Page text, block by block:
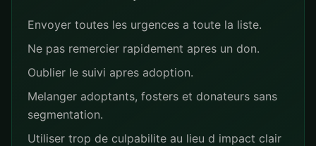
Envoyer toutes les urgences a toute la liste.
Ne pas remercier rapidement apres un don.
Oublier le suivi apres adoption.
Melanger adoptants, fosters et donateurs sans
segmentation.
Utiliser trop de culpabilite au lieu d impact clair